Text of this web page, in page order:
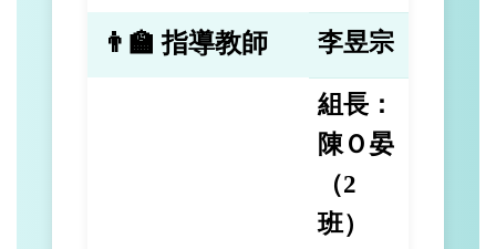
👨‍🏫 指導教師 李昱宗
組長：
陳Ｏ晏
（2
班）